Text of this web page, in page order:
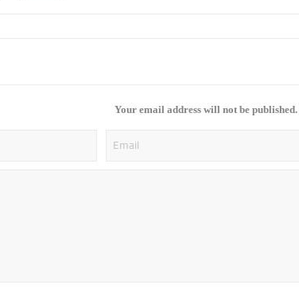
Your email address will not be published.